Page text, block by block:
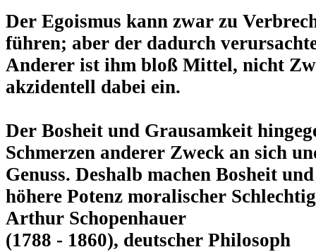
Der Egoismus kann zwar zu
führen; aber der dadurch
Anderer ist ihm bloß Mittel, nicht
akzidentell dabei ein.
Der Bosheit und Grausamkeit
Schmerzen anderer Zweck an sich
Genuss. Deshalb machen Bosheit
höhere Potenz moralischer
Arthur Schopenhauer
(1788 - 1860), deutscher Philosoph